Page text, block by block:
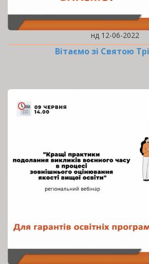
нд 12-06-2022
Вітаємо зі Святою